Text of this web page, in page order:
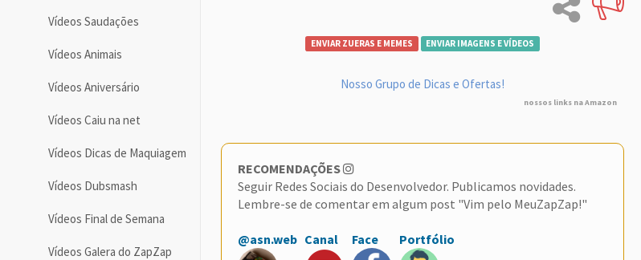
Vídeos Saudações
Vídeos Animais
Vídeos Aniversário
Vídeos Caiu na net
Vídeos Dicas de Maquiagem
Vídeos Dubsmash
Vídeos Final de Semana
Vídeos Galera do ZapZap
ENVIAR ZUERAS E MEMES ENVIAR IMAGENS E VÍDEOS
Nosso Grupo de Dicas e Ofertas!
nossos links na Amazon
RECOMENDAÇÕES
Seguir Redes Sociais do Desenvolvedor. Publicamos novidades.
Lembre-se de comentar em algum post "Vim pelo MeuZapZap!"
@asn.web Canal Face Portfólio